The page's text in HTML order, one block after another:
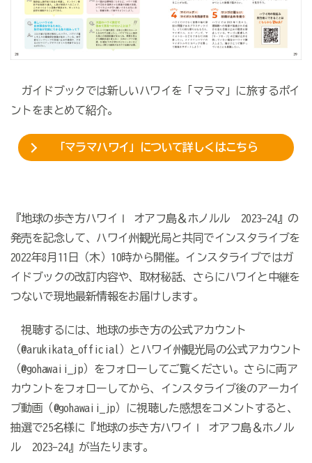
ガイドブックでは新しいハワイを「マラマ」に旅するポイ
ントをまとめて紹介。
「マラマハワイ」について詳しくはこちら
『地球の歩き方ハワイⅠ オアフ島＆ホノルル 2023-24』の
発売を記念して、ハワイ州観光局と共同でインスタライブを
2022年8月11日（木）10時から開催。インスタライブではガ
イドブックの改訂内容や、取材秘話、さらにハワイと中継を
つないで現地最新情報をお届けします。
視聴するには、地球の歩き方の公式アカウント
（@arukikata_official）とハワイ州観光局の公式アカウント
（@gohawaii_jp）をフォローしてご覧ください。さらに両ア
カウントをフォローしてから、インスタライブ後のアーカイ
ブ動画（@gohawaii_jp）に視聴した感想をコメントすると、
抽選で25名様に『地球の歩き方ハワイⅠ オアフ島＆ホノル
ル 2023-24』が当たります。